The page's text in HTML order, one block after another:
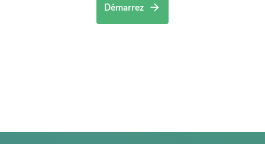
Démarrez